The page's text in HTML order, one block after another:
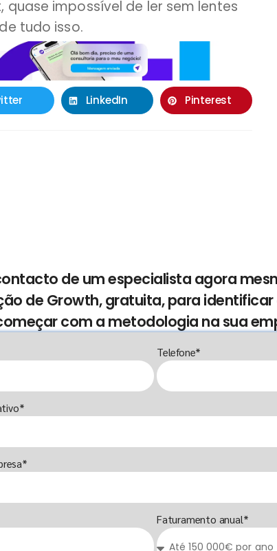
impossível de ler sem lentes
tudo isso.
LinkedIn Pinterest
de um especialista agora
de Growth, gratuita, para
com a metodologia na sua
Telefone*
Faturamento anual*